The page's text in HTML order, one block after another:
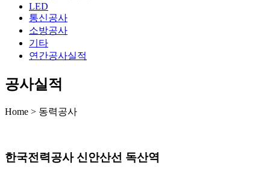
LED
통신공사
소방공사
기타
연간공사실적
공사실적
Home > 동력공사
한국전력공사 신안산선 독산역